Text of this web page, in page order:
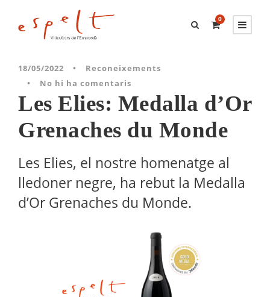
0
18/05/2022 •
Reconeixements
•
No hi ha comentaris
Les Elies: Medalla d’Or
Grenaches du Monde
Les Elies, el nostre homenatge al
lledoner negre, ha rebut la Medalla
d’Or Grenaches du Monde.